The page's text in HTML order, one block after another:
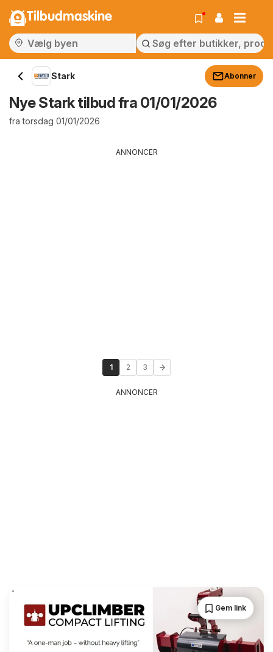
Tilbudmaskine
Stark Abonner
Nye Stark tilbud fra 01/01/2026
fra torsdag 01/01/2026
ANNONCER
1 2 3
ANNONCER
Gem link